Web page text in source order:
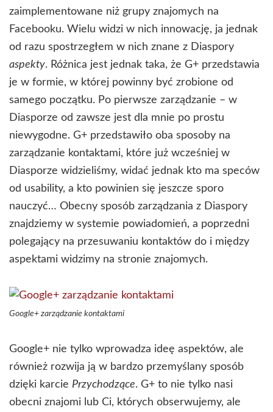
zaimplementowane niż grupy znajomych na
Facebooku. Wielu widzi w nich innowację, ja jednak
od razu spostrzegłem w nich znane z Diaspory
aspekty. Różnica jest jednak taka, że G+ przedstawia
je w formie, w której powinny być zrobione od
samego początku. Po pierwsze zarządzanie – w
Diasporze od zawsze jest dla mnie po prostu
niewygodne. G+ przedstawiło oba sposoby na
zarządzanie kontaktami, które już wcześniej w
Diasporze widzieliśmy, widać jednak kto ma speców
od usability, a kto powinien się jeszcze sporo
nauczyć… Obecny sposób zarządzania z Diaspory
znajdziemy w systemie powiadomień, a poprzedni
polegający na przesuwaniu kontaktów do i między
aspektami widzimy na stronie znajomych.
Google+ zarządzanie kontaktami
Google+ nie tylko wprowadza ideę aspektów, ale
również rozwija ją w bardzo przemyślany sposób
dzięki karcie Przychodzące. G+ to nie tylko nasi
obecni znajomi lub Ci, których obserwujemy, ale